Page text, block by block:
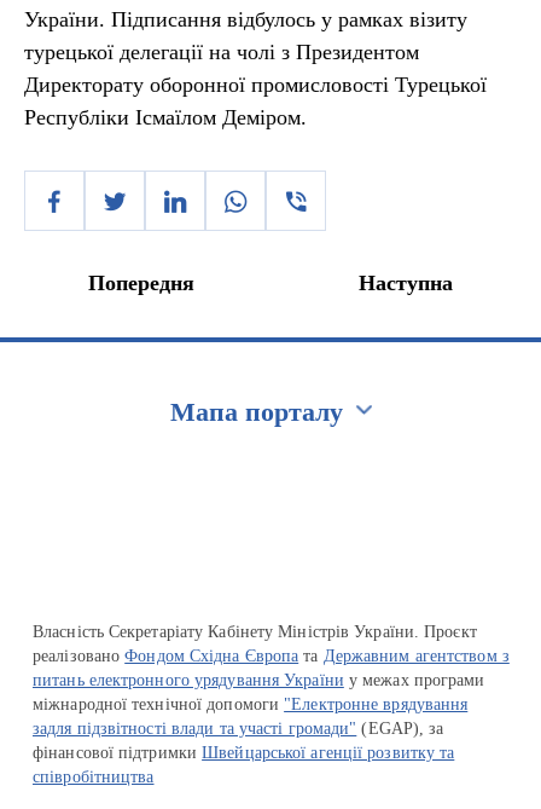
України. Підписання відбулось у рамках візиту
турецької делегації на чолі з Президентом
Директорату оборонної промисловості Турецької
Республіки Ісмаїлом Деміром.
Попередня Наступна
Мапа порталу
Власність Секретаріату Кабінету Міністрів України. Проєкт
реалізованоФондом Східна Європа та Державним агентством з
питань електронного урядування України у межах програми
міжнародної технічної допомоги "Електронне врядування
задля підзвітності влади та участі громади" (EGAP), за
фінансової підтримкиШвейцарської агенції розвитку та
співробітництва